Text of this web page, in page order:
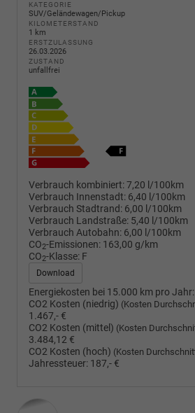
KATEGORIE
SUV/Geländewagen/Pickup
KILOMETERSTAND
1 km
ERSTZULASSUNG
26.03.2026
ZUSTAND
unfallfrei
Verbrauch kombiniert:7,20 l/100km
Verbrauch Innenstadt: 6,40 l/100km
Verbrauch Stadtrand: 6,00 l/100km
Verbrauch Landstraße: 5,40 l/100km
Verbrauch Autobahn: 6,00 l/100km
CO2-Emissionen: 163,00 g/km
CO2-Klasse: F
Download
Energiekosten bei 15.000 km pro Jahr:
CO2 Kosten (niedrig) (Kosten
1.467,- €
CO2 Kosten (mittel) (Kosten
3.484,12 €
CO2 Kosten (hoch) (Kosten
Jahressteuer: 187,- €